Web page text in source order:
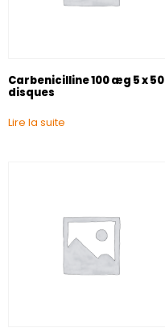
Carbenicilline 100 æg 5 x 50
disques
Lire la suite